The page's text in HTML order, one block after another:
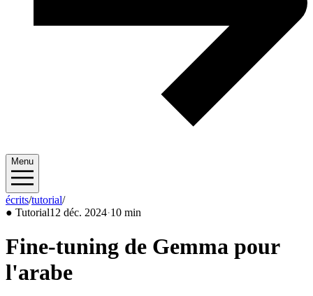
Menu
écrits/tutorial/2024/12
● Tutorial12 déc. 2024·10 min
Fine-tuning de Gemma pour
l'arabe